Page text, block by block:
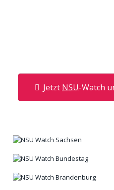
Jetzt NSU-Watch